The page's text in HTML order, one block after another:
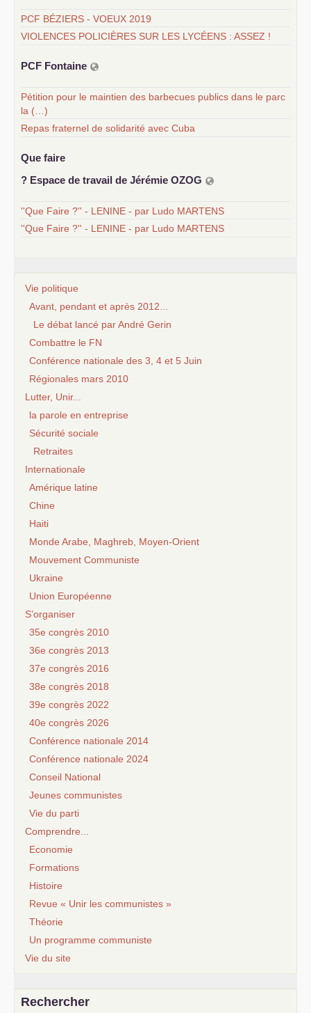
PCF BÉZIERS - VOEUX 2019
VIOLENCES POLICIÈRES SUR LES LYCÉENS : ASSEZ !
PCF Fontaine
Pétition pour le maintien des barbecues publics dans le parc
la (…)
Repas fraternel de solidarité avec Cuba
Que faire
? Espace de travail de Jérémie OZOG
''Que Faire ?'' - LENINE - par Ludo MARTENS
''Que Faire ?'' - LENINE - par Ludo MARTENS
Vie politique
Avant, pendant et après 2012...
Le débat lancé par André Gerin
Combattre le FN
Conférence nationale des 3, 4 et 5 Juin
Régionales mars 2010
Lutter, Unir...
la parole en entreprise
Sécurité sociale
Retraites
Internationale
Amérique latine
Chine
Haiti
Monde Arabe, Maghreb, Moyen-Orient
Mouvement Communiste
Ukraine
Union Européenne
S’organiser
35e congrès 2010
36e congrès 2013
37e congrès 2016
38e congrès 2018
39e congrès 2022
40e congrès 2026
Conférence nationale 2014
Conférence nationale 2024
Conseil National
Jeunes communistes
Vie du parti
Comprendre...
Economie
Formations
Histoire
Revue « Unir les communistes »
Théorie
Un programme communiste
Vie du site
Rechercher